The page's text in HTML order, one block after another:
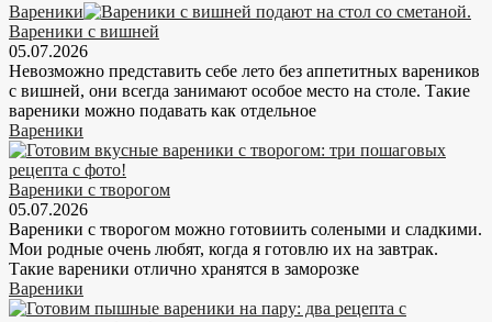
Вареники
Вареники с вишней
05.07.2026
Невозможно представить себе лето без аппетитных вареников
с вишней, они всегда занимают особое место на столе. Такие
вареники можно подавать как отдельное
Вареники
Вареники с творогом
05.07.2026
Вареники с творогом можно готовиить солеными и сладкими.
Мои родные очень любят, когда я готовлю их на завтрак.
Такие вареники отлично хранятся в заморозке
Вареники